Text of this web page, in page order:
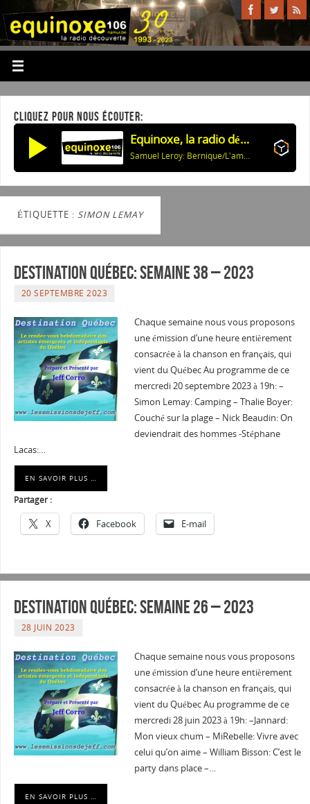
CLIQUEZ POUR NOUS ÉCOUTER:
Equinoxe, la radio découverte
Samuel Leroy: Bernique/L'amant de ma femme
ÉTIQUETTE : SIMON LEMAY
Destination Québec: Semaine 38 – 2023
20 SEPTEMBRE 2023
Chaque semaine nous vous proposons
une émission d’une heure entièrement
consacrée à la chanson en français, qui
vient du Québec Au programme de ce
mercredi 20 septembre 2023 à 19h: –
Simon Lemay: Camping – Thalie Boyer:
Couché sur la plage – Nick Beaudin: On
deviendrait des hommes -Stéphane
Lacas:…
EN SAVOIR PLUS …
Partager :
X Facebook E-mail
Destination Québec: Semaine 26 – 2023
28 JUIN 2023
Chaque semaine nous vous proposons
une émission d’une heure entièrement
consacrée à la chanson en français, qui
vient du Québec Au programme de ce
mercredi 28 juin 2023 à 19h: –Jannard:
Mon vieux chum – MiRebelle: Vivre avec
celui qu’on aime – William Bisson: C’est le
party dans place –…
EN SAVOIR PLUS …